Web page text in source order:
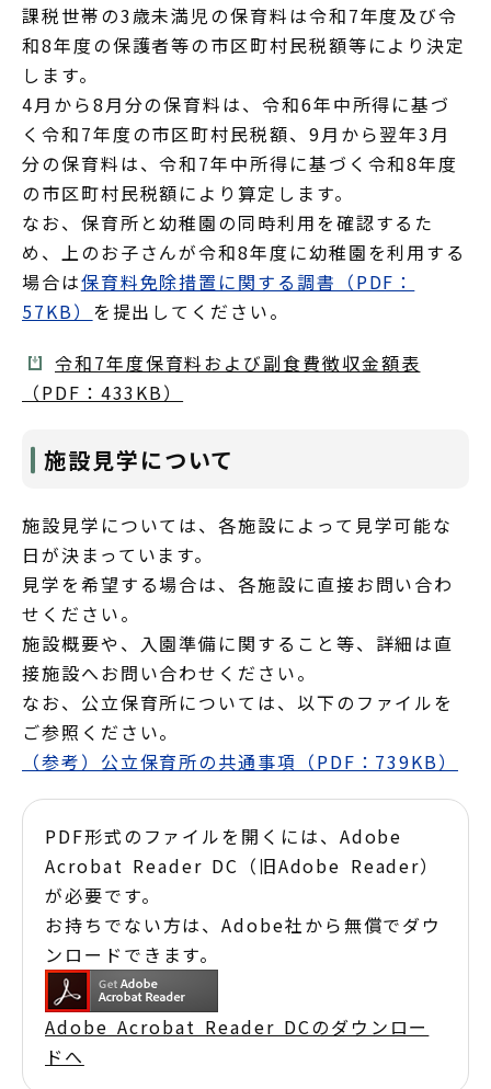
課税世帯の3歳未満児の保育料は令和7年度及び令
和8年度の保護者等の市区町村民税額等により決定
します。
4月から8月分の保育料は、令和6年中所得に基づ
く令和7年度の市区町村民税額、9月から翌年3月
分の保育料は、令和7年中所得に基づく令和8年度
の市区町村民税額により算定します。
なお、保育所と幼稚園の同時利用を確認するた
め、上のお子さんが令和8年度に幼稚園を利用する
場合は保育料免除措置に関する調書（PDF：
57KB） を提出してください。
令和7年度保育料および副食費徴収金額表
（PDF：433KB）
施設見学について
施設見学については、各施設によって見学可能な
日が決まっています。
見学を希望する場合は、各施設に直接お問い合わ
せください。
施設概要や、入園準備に関すること等、詳細は直
接施設へお問い合わせください。
なお、公立保育所については、以下のファイルを
ご参照ください。
（参考）公立保育所の共通事項（PDF：739KB）
PDF形式のファイルを開くには、Adobe
Acrobat Reader DC（旧Adobe Reader）
が必要です。
お持ちでない方は、Adobe社から無償でダウ
ンロードできます。
Adobe Acrobat Reader DCのダウンロー
ドへ